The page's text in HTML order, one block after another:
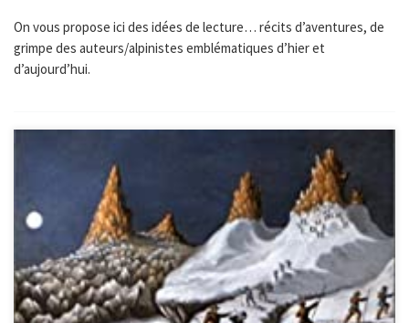
On vous propose ici des idées de lecture… récits d’aventures, de
grimpe des auteurs/alpinistes emblématiques d’hier et
d’aujourd’hui.
L’ouvrage de référence sur la grande histoire de l’alpinisme.Qui
sont les Alpinistes ? Ceux qui ont fait l’histoire de
l’alpinisme.Depuis les grandes figures de la conquête des Alpes :
Balmat, Whymper, Mummery, Preuss, Comici, Allain, Cassin,
Lachenal, Terray, Rébuffat, Desmaison… jusqu’aux ténors d’un
nouvel alpinisme, plus proches de nous : […]